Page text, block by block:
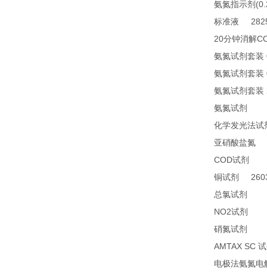
氨氮指示剂
标准液
20分钟消解
氨氮试剂套装
氨氮试剂套装
氨氮试剂套装
氨氮试剂
化学发光法试
亚硝酸盐氮
COD试剂
铜试剂
总氯试剂
NO2试剂
硝氮试剂
AMTAX SC
电极法氨氮电